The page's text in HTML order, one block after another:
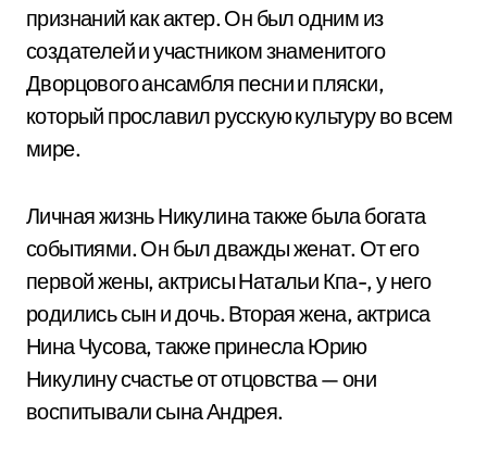
признаний как актер. Он был одним из
создателей и участником знаменитого
Дворцового ансамбля песни и пляски,
который прославил русскую культуру во всем
мире.
Личная жизнь Никулина также была богата
событиями. Он был дважды женат. От его
первой жены, актрисы Натальи Кпа-, у него
родились сын и дочь. Вторая жена, актриса
Нина Чусова, также принесла Юрию
Никулину счастье от отцовства — они
воспитывали сына Андрея.